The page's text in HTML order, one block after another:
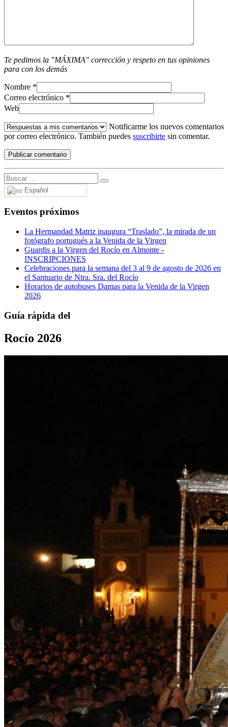
Te pedimos la "MÁXIMA" corrección y respeto en tus opiniones
para con los demás
Nombre *
Correo electrónico *
Web
Notificarme los nuevos comentarios
por correo electrónico. También puedes suscribirte sin comentar.
Español
Eventos próximos
La Hermandad Matriz inaugura “Traslado”, la mirada de un
fotógrafo portugués a la Venida de la Virgen
Guardis a la Virgen del Rocío en Almonte -
INSCRIPCIONES
Celebraciones para la semana del 3 al 9 de agosto de 2026 en
el Santuario de Ntra. Sra. del Rocío
Horarios de autobuses Damas para la Venida de la Virgen
2026
Guía rápida del
Rocío 2026